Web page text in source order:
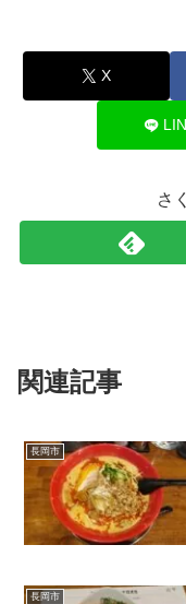
X
さ
関連記事
長岡市
長岡市